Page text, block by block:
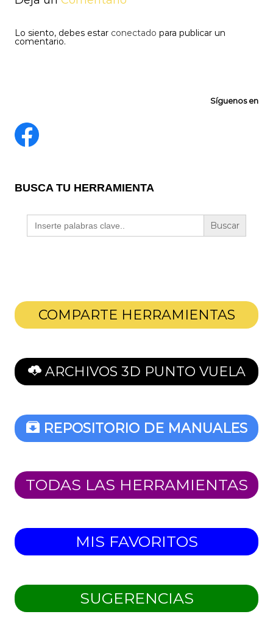
Lo siento, debes estar conectado para publicar un
comentario.
Síguenos en
BUSCA TU HERRAMIENTA
Buscar:
COMPARTE HERRAMIENTAS
ARCHIVOS 3D PUNTO VUELA
REPOSITORIO DE MANUALES
TODAS LAS HERRAMIENTAS
MIS FAVORITOS
SUGERENCIAS